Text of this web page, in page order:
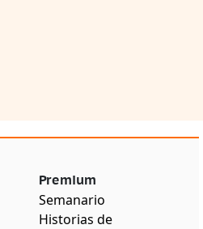
Premium
Semanario
Historias de